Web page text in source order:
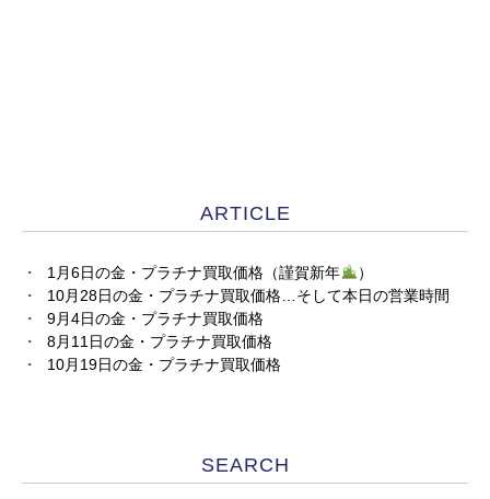
ARTICLE
1月6日の金・プラチナ買取価格（謹賀新年
）
10月28日の金・プラチナ買取価格…そして本日の営業時間
9月4日の金・プラチナ買取価格
8月11日の金・プラチナ買取価格
10月19日の金・プラチナ買取価格
SEARCH